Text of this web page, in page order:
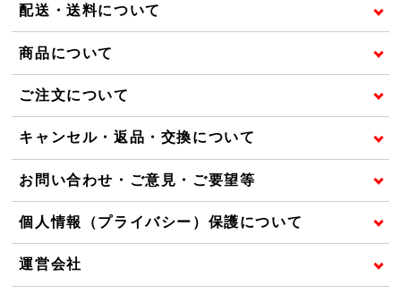
配送・送料について
商品について
ご注文について
キャンセル・返品・交換について
お問い合わせ・ご意見・ご要望等
個人情報（プライバシー）保護について
運営会社